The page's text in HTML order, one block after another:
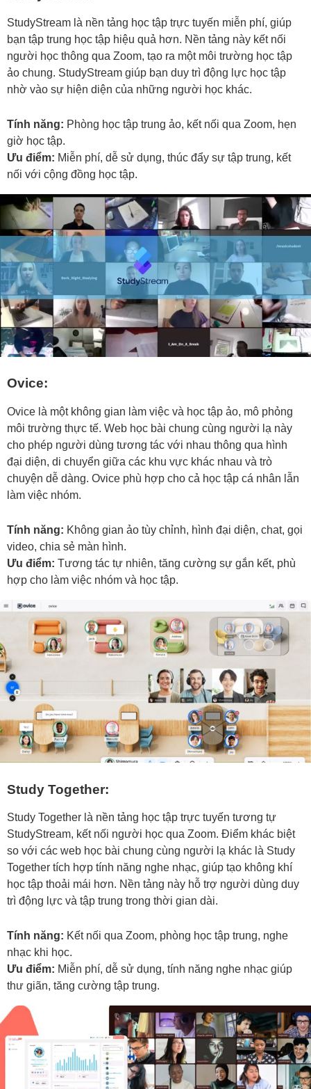
StudyStream là nền tảng học tập trực tuyến miễn phí, giúp
bạn tập trung học tập hiệu quả hơn. Nền tảng này kết nối
người học thông qua Zoom, tạo ra một môi trường học tập
ảo chung. StudyStream giúp bạn duy trì động lực học tập
nhờ vào sự hiện diện của những người học khác.
Tính năng: Phòng học tập trung ảo, kết nối qua Zoom, hẹn
giờ học tập.
Ưu điểm: Miễn phí, dễ sử dụng, thúc đẩy sự tập trung, kết
nối với cộng đồng học tập.
Ovice:
Ovice là một không gian làm việc và học tập ảo, mô phỏng
môi trường thực tế. Web học bài chung cùng người lạ này
cho phép người dùng tương tác với nhau thông qua hình
đại diện, di chuyển giữa các khu vực khác nhau và trò
chuyện dễ dàng. Ovice phù hợp cho cả học tập cá nhân lẫn
làm việc nhóm.
Tính năng: Không gian ảo tùy chỉnh, hình đại diện, chat, gọi
video, chia sẻ màn hình.
Ưu điểm: Tương tác tự nhiên, tăng cường sự gắn kết, phù
hợp cho làm việc nhóm và học tập.
Study Together:
Study Together là nền tảng học tập trực tuyến tương tự
StudyStream, kết nối người học qua Zoom. Điểm khác biệt
so với các web học bài chung cùng người lạ khác là Study
Together tích hợp tính năng nghe nhạc, giúp tạo không khí
học tập thoải mái hơn. Nền tảng này hỗ trợ người dùng duy
trì động lực và tập trung trong thời gian dài.
Tính năng: Kết nối qua Zoom, phòng học tập trung, nghe
nhạc khi học.
Ưu điểm: Miễn phí, dễ sử dụng, tính năng nghe nhạc giúp
thư giãn, tăng cường tập trung.